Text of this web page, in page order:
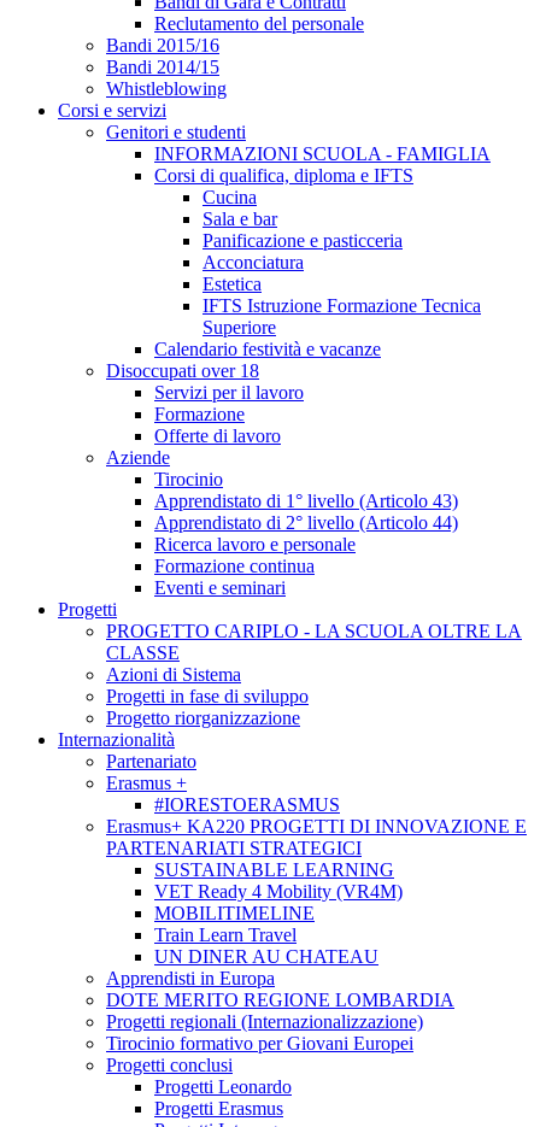
Reclutamento del personale
Bandi 2015/16
Bandi 2014/15
Whistleblowing
Corsi e servizi
Genitori e studenti
INFORMAZIONI SCUOLA - FAMIGLIA
Corsi di qualifica, diploma e IFTS
Cucina
Sala e bar
Panificazione e pasticceria
Acconciatura
Estetica
IFTS Istruzione Formazione Tecnica
Superiore
Calendario festività e vacanze
Disoccupati over 18
Servizi per il lavoro
Formazione
Offerte di lavoro
Aziende
Tirocinio
Apprendistato di 1° livello (Articolo 43)
Apprendistato di 2° livello (Articolo 44)
Ricerca lavoro e personale
Formazione continua
Eventi e seminari
Progetti
PROGETTO CARIPLO - LA SCUOLA OLTRE LA
CLASSE
Azioni di Sistema
Progetti in fase di sviluppo
Progetto riorganizzazione
Internazionalità
Partenariato
Erasmus +
#IORESTOERASMUS
Erasmus+ KA220 PROGETTI DI INNOVAZIONE E
PARTENARIATI STRATEGICI
SUSTAINABLE LEARNING
VET Ready 4 Mobility (VR4M)
MOBILITIMELINE
Train Learn Travel
UN DINER AU CHATEAU
Apprendisti in Europa
DOTE MERITO REGIONE LOMBARDIA
Progetti regionali (Internazionalizzazione)
Tirocinio formativo per Giovani Europei
Progetti conclusi
Progetti Leonardo
Progetti Erasmus